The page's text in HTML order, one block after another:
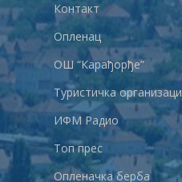
Контакт
Опленац
ОШ “Карађорђе”
Туристичка
ИФМ Радио
Топ прес
Опленачка берба